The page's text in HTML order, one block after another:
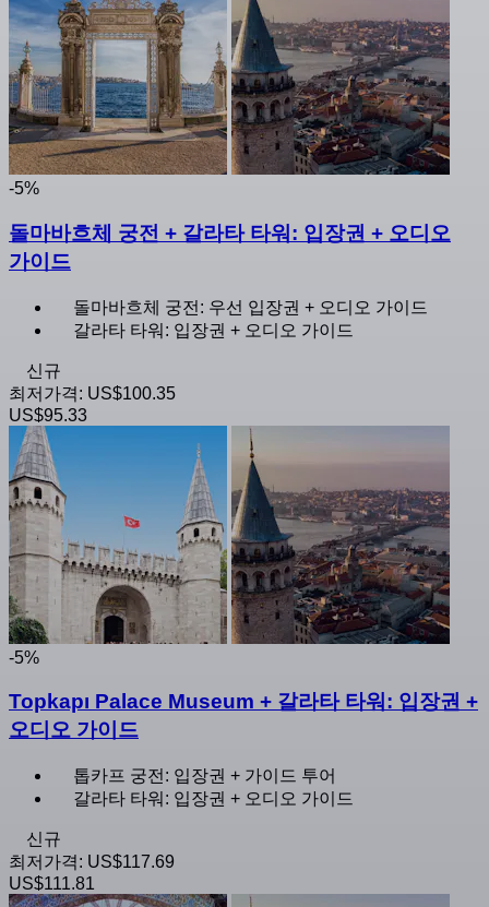
-5%
돌마바흐체 궁전 + 갈라타 타워: 입장권 + 오디오
가이드
돌마바흐체 궁전: 우선 입장권 + 오디오 가이드
갈라타 타워: 입장권 + 오디오 가이드
신규
최저가격: US$100.35
US$95.33
-5%
Topkapı Palace Museum + 갈라타 타워: 입장권 +
오디오 가이드
톱카프 궁전: 입장권 + 가이드 투어
갈라타 타워: 입장권 + 오디오 가이드
신규
최저가격: US$117.69
US$111.81